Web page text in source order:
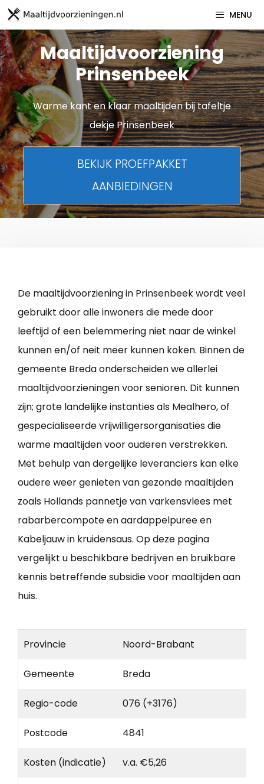
Spring
naar
inhoud
MENU
Maaltijdvoorziening
Prinsenbeek
Warme kant en klaar maaltijden bij tafeltje
dekje Prinsenbeek
BEKIJK PROEFPAKKET
AANBIEDINGEN
De maaltijdvoorziening in Prinsenbeek wordt veel
gebruikt door alle inwoners die mede door
leeftijd of een belemmering niet naar de winkel
kunnen en/of neit meer kunnen koken. Binnen de
gemeente Breda onderscheiden we allerlei
maaltijdvoorzieningen voor senioren. Dit kunnen
zijn; grote landelijke instanties als Mealhero, of
gespecialiseerde vrijwilligersorganisaties die
warme maaltijden voor ouderen verstrekken.
Met behulp van dergelijke leveranciers kan elke
oudere weer genieten van gezonde maaltijden
zoals Hollands pannetje van varkensvlees met
rabarbercompote en aardappelpuree en
Kabeljauw in kruidensaus. Op deze pagina
vergelijkt u beschikbare bedrijven en bruikbare
kennis betreffende subsidie voor maaltijden aan
huis.
Provincie Noord-Brabant
Gemeente Breda
Regio-code 076 (+3176)
Postcode 4841
Kosten (indicatie) v.a. €5,26